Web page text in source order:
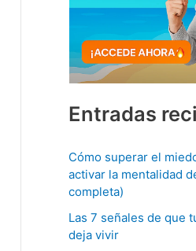
Entradas
Cómo superar el
activar la mentalidad
completa)
Las 7 señales de que
deja vivir